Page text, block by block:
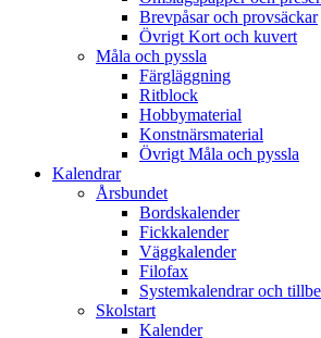
Brevpåsar och provsäckar
Övrigt Kort och kuvert
Måla och pyssla
Färgläggning
Ritblock
Hobbymaterial
Konstnärsmaterial
Övrigt Måla och pyssla
Kalendrar
Årsbundet
Bordskalender
Fickkalender
Väggkalender
Filofax
Systemkalendrar och
Skolstart
Kalender